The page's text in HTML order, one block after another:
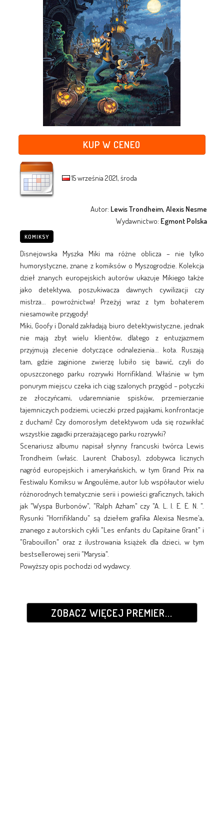
KUP W CENEO
15 września 2021, środa
Autor: Lewis Trondheim, Alexis Nesme
Wydawnictwo: Egmont Polska
KOMIKSY
Disnejowska Myszka Miki ma różne oblicza – nie tylko
humorystyczne, znane z komiksów o Myszogrodzie. Kolekcja
dzieł znanych europejskich autorów ukazuje Mikiego także
jako detektywa, poszukiwacza dawnych cywilizacji czy
mistrza... powroźnictwa! Przeżyj wraz z tym bohaterem
niesamowite przygody!
Miki, Goofy i Donald zakładają biuro detektywistyczne, jednak
nie mają zbyt wielu klientów, dlatego z entuzjazmem
przyjmują zlecenie dotyczące odnalezienia... kota. Ruszają
tam, gdzie zaginione zwierzę lubiło się bawić, czyli do
opuszczonego parku rozrywki Horrifikland. Właśnie w tym
ponurym miejscu czeka ich ciąg szalonych przygód – potyczki
ze złoczyńcami, udaremnianie spisków, przemierzanie
tajemniczych podziemi, ucieczki przed pająkami, konfrontacje
z duchami! Czy domorosłym detektywom uda się rozwikłać
wszystkie zagadki przerażającego parku rozrywki?
Scenariusz albumu napisał słynny francuski twórca Lewis
Trondheim (właśc. Laurent Chabosy), zdobywca licznych
nagród europejskich i amerykańskich, w tym Grand Prix na
Festiwalu Komiksu w Angoulême, autor lub współautor wielu
różnorodnych tematycznie serii i powieści graficznych, takich
jak "Wyspa Burbonów", "Ralph Azham" czy "A. L. I. E. E. N. ".
Rysunki "Horrifiklandu" są dziełem grafika Alexisa Nesme'a,
znanego z autorskich cykli "Les enfants du Capitaine Grant" i
"Grabouillon" oraz z ilustrowania książek dla dzieci, w tym
bestsellerowej serii "Marysia".
Powyższy opis pochodzi od wydawcy.
ZOBACZ WIĘCEJ PREMIER...